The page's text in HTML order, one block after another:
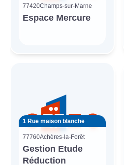
77420Champs-sur-Marne
Espace Mercure
1 Rue maison blanche
77760Achères-la-Forêt
Gestion Etude
Réduction